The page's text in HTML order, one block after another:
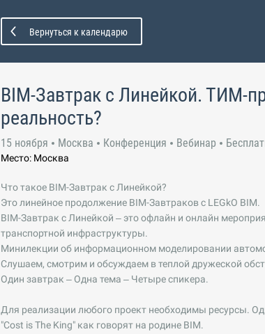
Вернуться к календарю
BIM-Завтрак с Линейкой. ТИМ-
реальность?
15 ноября Москва Конференция Вебинар
Место: Москва
Что такое BIM-Завтрак с Линейкой?
Это линейное продолжение BIM-Завтраков с LEGkO BIM.
BIM-Завтрак с Линейкой – это офлайн и онлайн
транспортной инфраструктуры.
Минилекции об информационном моделировании
Слушаем, смотрим и обсуждаем в теплой дружеской
Один завтрак – Одна тема – Четыре спикера.
Для реализации любого проект необходимы ресурсы.
"Cost is The King" как говорят на родине BIM.